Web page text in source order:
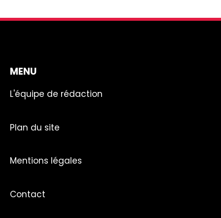
MENU
L'équipe de rédaction
Plan du site
Mentions légales
Contact